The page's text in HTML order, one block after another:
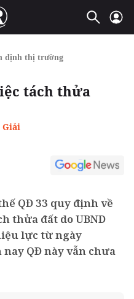
định thị trường
tách thửa
Giải
QĐ 33 quy định về
thửa đất do UBND
lực từ ngày
nay QĐ này vẫn chưa